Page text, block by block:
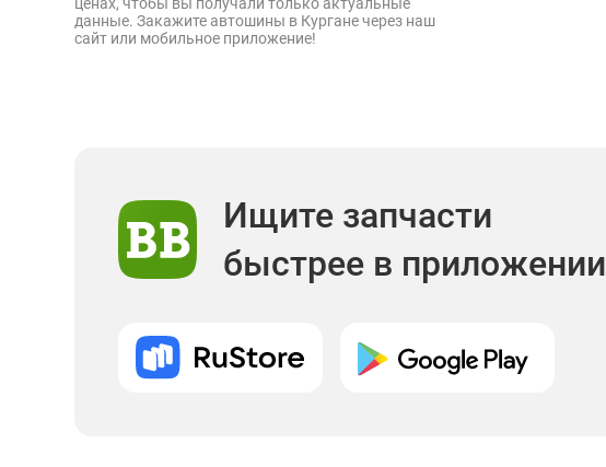
данные. Закажите автошины в Кургане через наш
сайт или мобильное приложение!
Ищите запчасти
быстрее в приложении